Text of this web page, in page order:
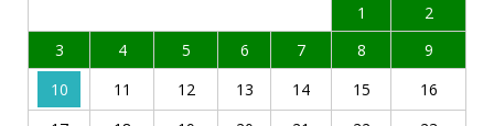
1
2
3
4 5 6 7 8
9
10
11 12 13 14 15
16